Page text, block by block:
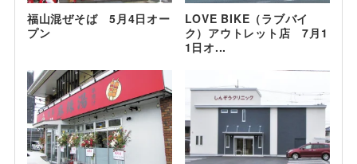
福山混ぜそば 5月4日オー
プン
LOVE BIKE（ラブバイ
ク）アウトレット店 7月1
1日オ...